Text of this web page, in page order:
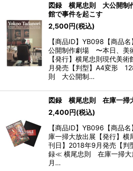
図録 横尾忠則 大公開制
館で事件を起こす
2,500円(税込)
【商品ID】YB098【商
公開制作劇場 〜本日、美
【発行】横尾忠則現代美
月発売【判型】A4変形
則 大公開制…
図録 横尾忠則 在庫一掃
2,400円(税込)
【商品ID】YB096【商
庫一掃大放出展【発行】横
刊日】2018年9月発売【
録≪ 横尾忠則 在庫一掃
月…